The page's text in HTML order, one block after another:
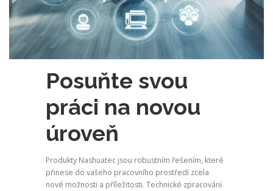
Posuňte svou
práci na novou
úroveň
Produkty Nashuatec jsou robustním řešením, které
přinese do vašeho pracovního prostředí zcela
nové možnosti a příležitosti. Technické zpracování